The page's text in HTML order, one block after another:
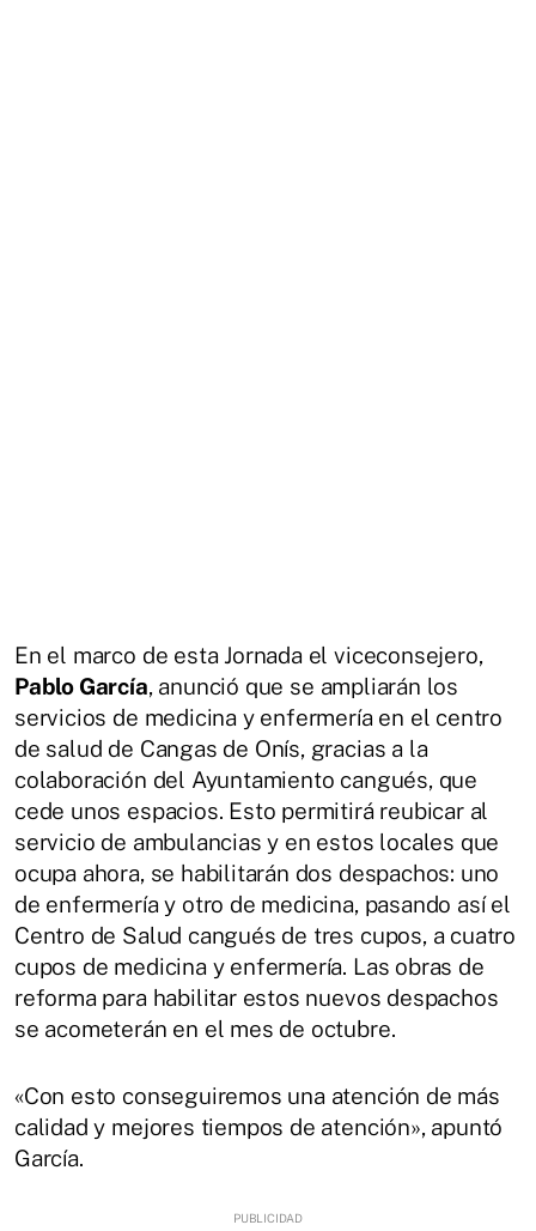
En el marco de esta Jornada el viceconsejero,
Pablo García, anunció que se ampliarán los
servicios de medicina y enfermería en el centro
de salud de Cangas de Onís, gracias a la
colaboración del Ayuntamiento cangués, que
cede unos espacios. Esto permitirá reubicar al
servicio de ambulancias y en estos locales que
ocupa ahora, se habilitarán dos despachos: uno
de enfermería y otro de medicina, pasando así el
Centro de Salud cangués de tres cupos, a cuatro
cupos de medicina y enfermería. Las obras de
reforma para habilitar estos nuevos despachos
se acometerán en el mes de octubre.
«Con esto conseguiremos una atención de más
calidad y mejores tiempos de atención», apuntó
García.